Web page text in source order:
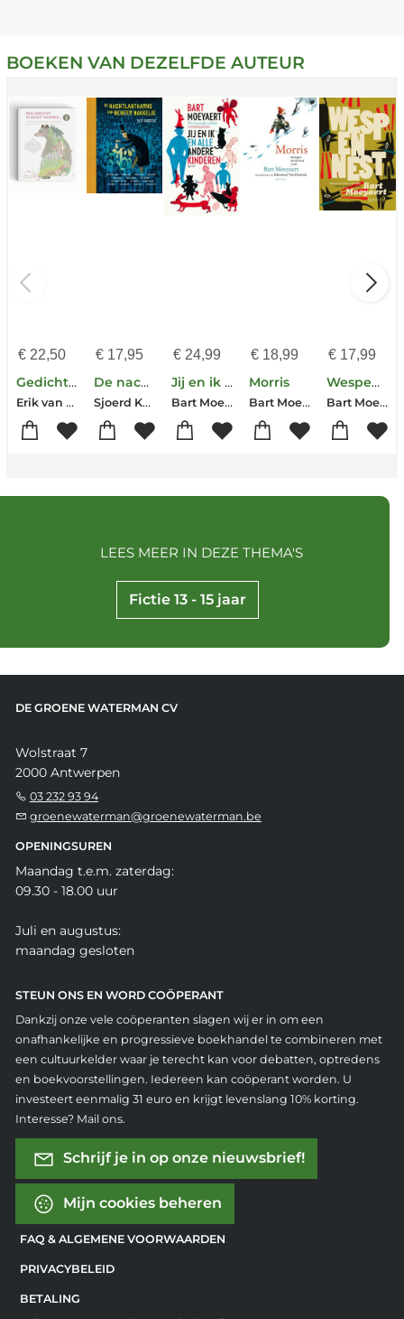
BOEKEN VAN DEZELFDE AUTEUR
€22,50
Gedichtenprentenboek 'Één gedicht is nooit genoeg' 2
Erik van Os-Bette Westera-Lucas Rijneveld-Rian Visser-Joke van Leeuwen-Herman de Coninck-Jaap Robben-Bart Moeyaert
€17,95
De nachtlantaarns van meneer Makkelie
Sjoerd Kuyper-Maranke Rinck-Dolf Verroen-Bart Moeyaert-Paul van Loon-Koos Meinderts-Daan Remmerts de Vries-Bette Westera-Benny Lindelauf-Marjolijn Hof-Annet Schaap-Jan Paul Schutten-Jowi Schmitz
€ 24,99
Jij en ik en alle andere kinderen
Bart Moeyaert
€ 18,99
Morris
Bart Moeyaert
€ 17,99
Wespennest
Bart Moeyaert
Fictie 13 - 15 jaar
LEES MEER IN DEZE THEMA'S
DE GROENE WATERMAN CV
Wolstraat 7
2000 Antwerpen
03 232 93 94
groenewaterman@groenewaterman.be
OPENINGSUREN
Maandag t.e.m. zaterdag:
09.30 - 18.00 uur
Juli en augustus:
maandag gesloten
STEUN ONS EN WORD COÖPERANT
Dankzij onze vele coöperanten slagen wij er in om een
onafhankelijke en progressieve boekhandel te combineren met
een cultuurkelder waar je terecht kan voor debatten, optredens
en boekvoorstellingen. Iedereen kan coöperant worden. U
investeert eenmalig 31 euro en krijgt levenslang 10% korting.
Interesse? Mail ons.
Schrijf je in op onze nieuwsbrief!
Mijn cookies beheren
FAQ & ALGEMENE VOORWAARDEN
PRIVACYBELEID
BETALING